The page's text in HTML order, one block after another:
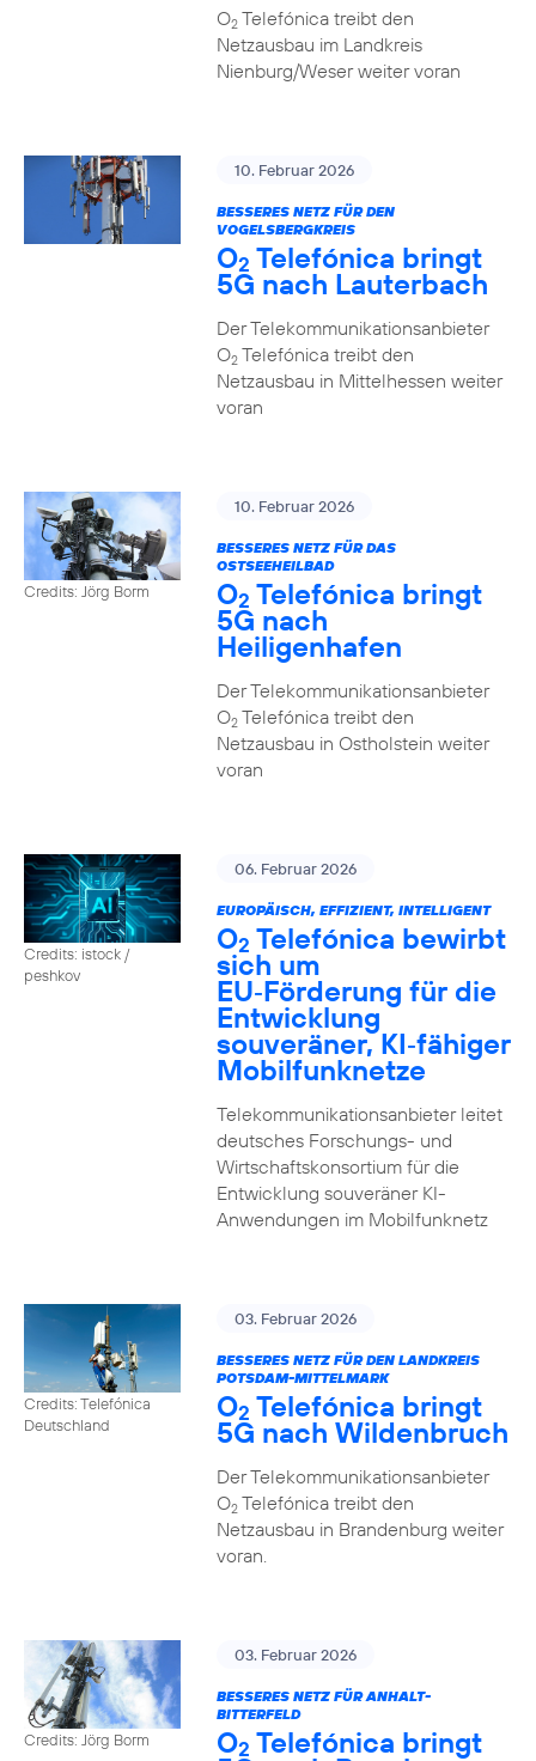
O2Telefónica treibt den
Netzausbau im Landkreis
Nienburg/Weser weiter voran
10. Februar 2026
BESSERES NETZ FÜR DEN
VOGELSBERGKREIS
O2 Telefónica bringt
5G nach Lauterbach
Der Telekommunikationsanbieter
O2Telefónica treibt den
Netzausbau in Mittelhessen weiter
voran
Credits: Jörg Borm
10. Februar 2026
BESSERES NETZ FÜR DAS
OSTSEEHEILBAD
O2 Telefónica bringt
5G nach
Heiligenhafen
Der Telekommunikationsanbieter
O2Telefónica treibt den
Netzausbau in Ostholstein weiter
voran
Credits: istock /
peshkov
06. Februar 2026
EUROPÄISCH, EFFIZIENT, INTELLIGENT
O2 Telefónica bewirbt
sich um
EU‑Förderung für die
Entwicklung
souveräner, KI‑fähiger
Mobilfunknetze
Telekommunikationsanbieter leitet
deutsches Forschungs- und
Wirtschaftskonsortium für die
Entwicklung souveräner KI-
Anwendungen im Mobilfunknetz
Credits: Telefónica
Deutschland
03. Februar 2026
BESSERES NETZ FÜR DEN LANDKREIS
POTSDAM-MITTELMARK
O2 Telefónica bringt
5G nach Wildenbruch
Der Telekommunikationsanbieter
O2Telefónica treibt den
Netzausbau in Brandenburg weiter
voran.
Credits: Jörg Borm
03. Februar 2026
BESSERES NETZ FÜR ANHALT-
BITTERFELD
O2 Telefónica bringt